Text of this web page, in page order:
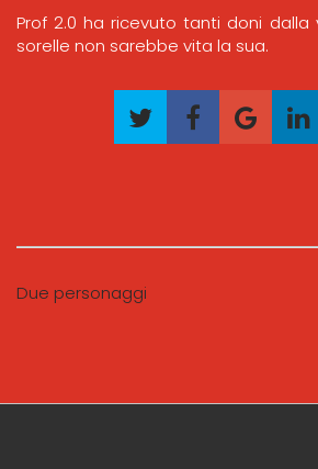
Prof 2.0 ha ricevuto tanti doni dalla
sorelle non sarebbe vita la sua.
Due personaggi